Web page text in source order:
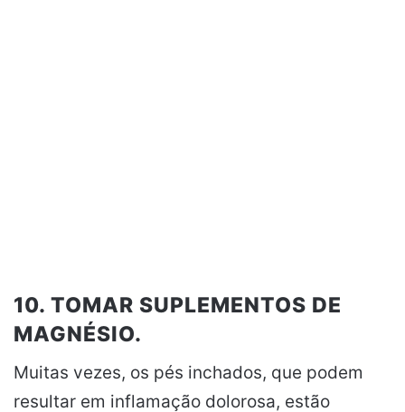
10. TOMAR SUPLEMENTOS DE
MAGNÉSIO.
Muitas vezes, os pés inchados, que podem
resultar em inflamação dolorosa, estão